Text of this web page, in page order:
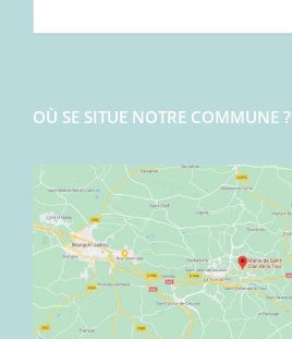
OÙ SE SITUE NOTRE COMMUNE ?